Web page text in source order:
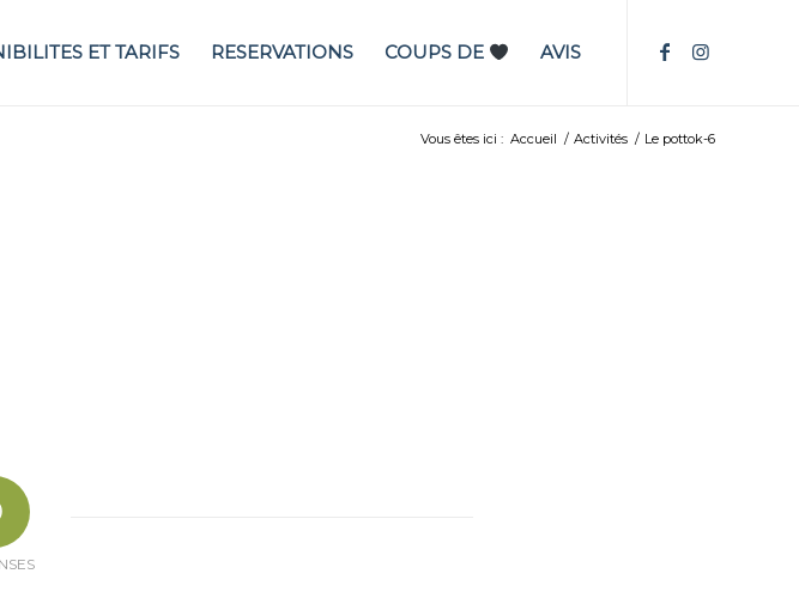
ET TARIFS RESERVATIONS COUPS DE AVIS
Vous êtes ici : Accueil / Activités / Le pottok-6